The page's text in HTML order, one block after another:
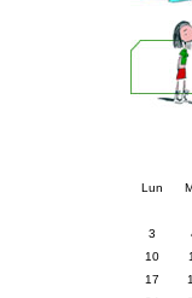
Lun
3
10
17